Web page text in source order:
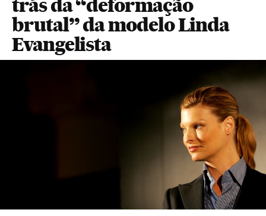
trás da “deformação
brutal” da modelo Linda
Evangelista